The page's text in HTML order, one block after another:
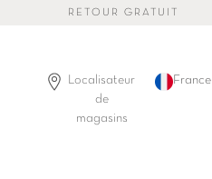
RETOUR GRATUIT
Localisateur
de
magasins
France